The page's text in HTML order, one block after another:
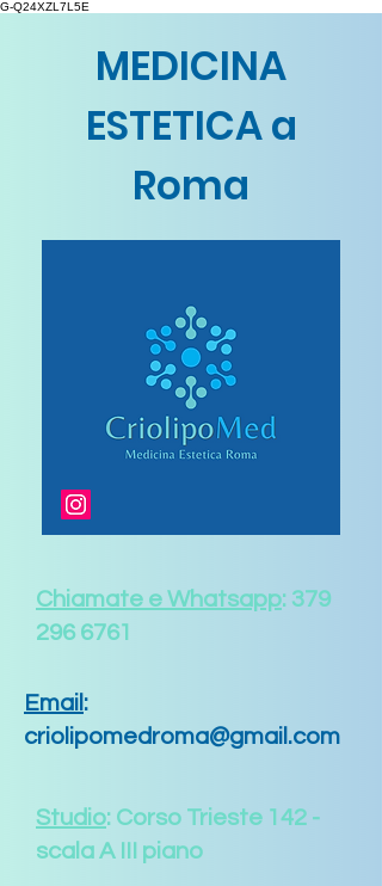
G-Q24XZL7L5E
MEDICINA
ESTETICA a
Roma
Chiamate e Whatsapp: 379
296 6761
Email :
criolipomedroma@gmail.com
Studio: Corso Trieste 142 -
scala A III piano